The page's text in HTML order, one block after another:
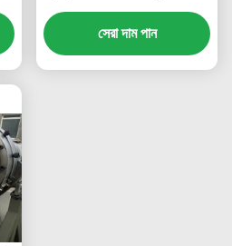
সেরা দাম পান